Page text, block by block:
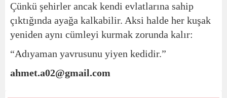
Çünkü şehirler ancak kendi evlatlarına sahip
çıktığında ayağa kalkabilir. Aksi halde her kuşak
yeniden aynı cümleyi kurmak zorunda kalır:
“Adıyaman yavrusunu yiyen kedidir.”
ahmet.a02@gmail.com